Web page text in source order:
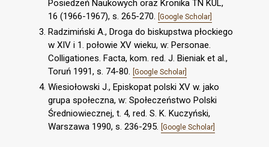
Posiedzeń Naukowych oraz Kronika TN KUL,
16 (1966-1967), s. 265-270. [Google Scholar]
Radzimiński A., Droga do biskupstwa płockiego
w XIV i 1. połowie XV wieku, w: Personae.
Colligationes. Facta, kom. red. J. Bieniak et al.,
Toruń 1991, s. 74-80. [Google Scholar]
Wiesiołowski J., Episkopat polski XV w. jako
grupa społeczna, w: Społeczeństwo Polski
Średniowiecznej, t. 4, red. S. K. Kuczyński,
Warszawa 1990, s. 236-295. [Google Scholar]